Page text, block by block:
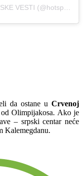
da ostane u Crvenoj
Olimpijakosa. Ako je
– srpski centar neće
Kalemegdanu.